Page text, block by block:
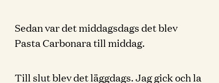
Sedan var det middagsdags det blev
Pasta Carbonara till middag.
Till slut blev det läggdags. Jag gick och la